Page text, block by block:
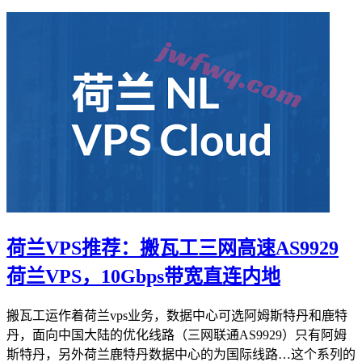
荷兰VPS推荐：搬瓦工三网高速AS9929
荷兰VPS，10Gbps带宽直连内地
搬瓦工运作着荷兰vps业务，数据中心可选阿姆斯特丹和鹿特
丹，面向中国大陆的优化线路（三网联通AS9929）只有阿姆
斯特丹，另外荷兰鹿特丹数据中心的为国际线路…这个系列的